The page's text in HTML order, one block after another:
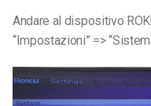
Andare al dispositivo
“Impostazioni” =>